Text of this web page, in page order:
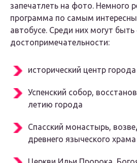
запечатлеть на фото. Немного
программа по самым
автобусе. Среди них могут
достопримечательности:
исторический центр города
Успенский собор,
летию города
Спасский монастырь,
древнего языческого храма